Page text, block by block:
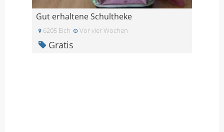
Gut erhaltene Schultheke
6205 Eich Vor vier Wochen
Gratis